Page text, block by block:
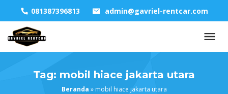
content
081387396813 admin@gavriel-rentcar.com
Tag: mobil hiace jakarta utara
Beranda » mobil hiace jakarta utara